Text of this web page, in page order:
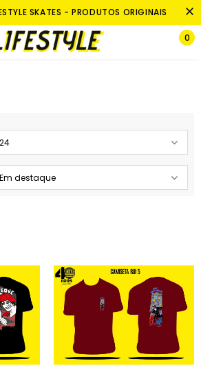
SKATES - PRODUTOS ORIGINAIS
0
24
Em destaque